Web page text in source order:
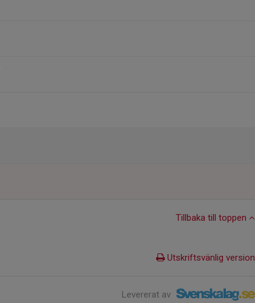
Tillbaka till toppen
Utskriftsvänlig version
Levererat av